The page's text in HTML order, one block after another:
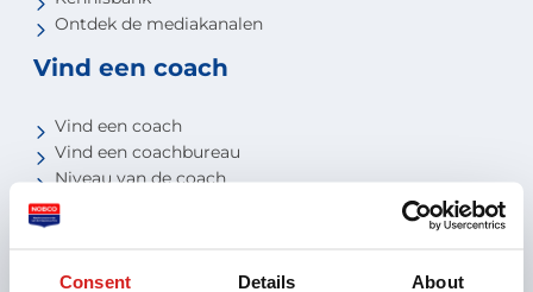
Consent Details About
Ontdek de mediakanalen
Vind een coach
Vind een coach
Vind een coachbureau
Niveau van de coach
Voor studenten